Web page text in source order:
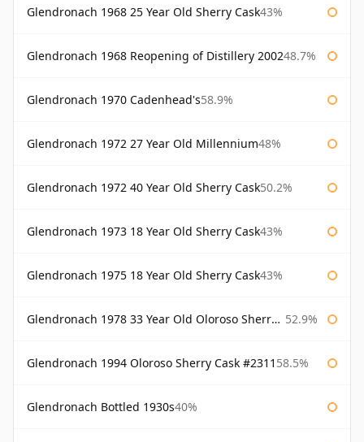
Glendronach 1968 25 Year Old Sherry Cask43%
Glendronach 1968 Reopening of Distillery 200248.7%
Glendronach 1970 Cadenhead's58.9%
Glendronach 1972 27 Year Old Millennium48%
Glendronach 1972 40 Year Old Sherry Cask50.2%
Glendronach 1973 18 Year Old Sherry Cask43%
Glendronach 1975 18 Year Old Sherry Cask43%
Glendronach 1978 33 Year Old Oloroso Sherry Cask #1068 52.9%
Glendronach 1994 Oloroso Sherry Cask #2311 58.5%
Glendronach Bottled 1930s40%